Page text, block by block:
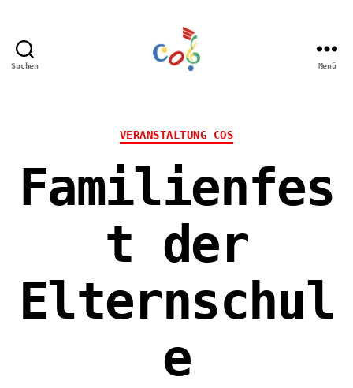
Suchen
Hamm
Menü
Kategorien
VERANSTALTUNG COS
Familienfes
t der
Elternschul
e